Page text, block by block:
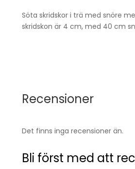
Söta skridskor i trä med snöre
skridskon är 4 cm, med 40 cm
Recensioner
Det finns inga recensioner än.
Bli först med att